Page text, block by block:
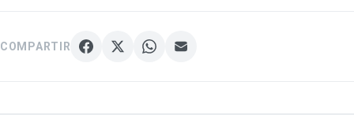
COMPARTIR